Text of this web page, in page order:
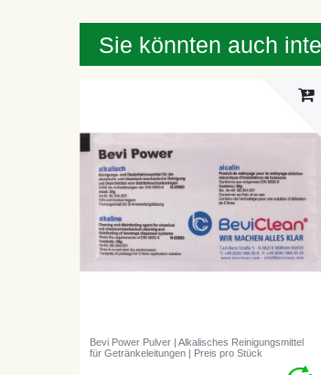
Sie könnten auch
Bevi Power Pulver | Alkalisches Reinigungsmittel
für Getränkeleitungen | Preis pro Stück